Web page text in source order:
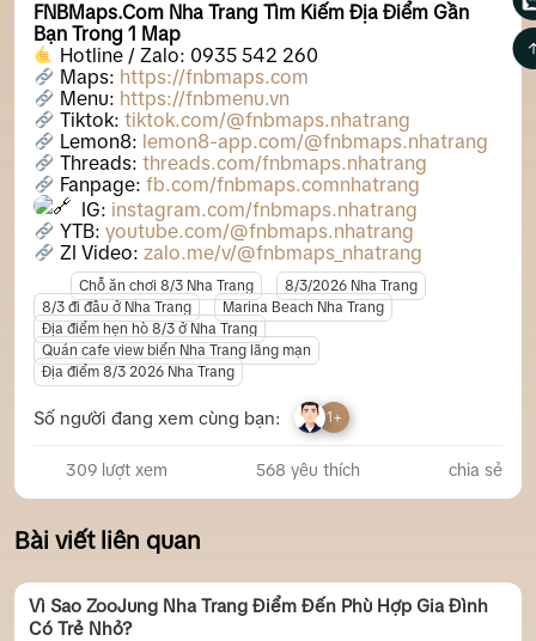
FNBMaps.Com Nha Trang Tìm Kiếm Địa Điểm Gần
Bạn Trong 1 Map
Hotline / Zalo: 0935 542 260
Maps: https://fnbmaps.com
Menu: https://fnbmenu.vn
Tiktok:tiktok.com/@fnbmaps.nhatrang
Lemon8: lemon8-app.com/@fnbmaps.nhatrang
Threads:threads.com/fnbmaps.nhatrang
Fanpage:fb.com/fnbmaps.comnhatrang
IG: instagram.com/fnbmaps.nhatrang
YTB:youtube.com/@fnbmaps.nhatrang
ZI Video:zalo.me/v/@fnbmaps_nhatrang
Chỗ ăn chơi 8/3 Nha Trang
8/3/2026 Nha Trang
8/3 đi đâu ở Nha Trang
Marina Beach Nha Trang
Địa điểm hẹn hò 8/3 ở Nha Trang
Quán cafe view biển Nha Trang lãng mạn
Địa điểm 8/3 2026 Nha Trang
Số người đang xem cùng bạn: 1+
309 lượt xem 568 yêu thích chia sẻ
Bài viết liên quan
Vì Sao ZooJung Nha Trang Điểm Đến Phù Hợp Gia Đình
Có Trẻ Nhỏ?